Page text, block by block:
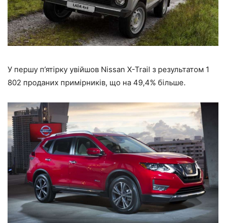
У першу п’ятірку увійшов Nissan X-Trail з результатом 1
802 проданих примірників, що на 49,4% більше.